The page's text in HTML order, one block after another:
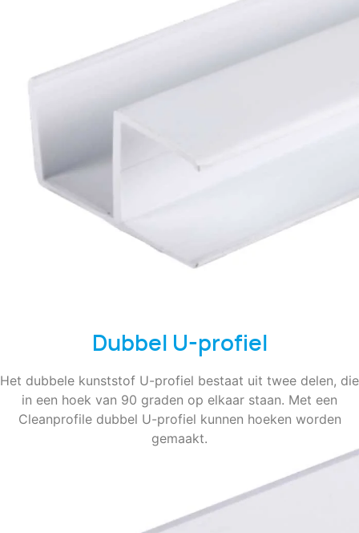
Dubbel U-profiel
Het dubbele kunststof U-profiel bestaat uit twee delen, die
in een hoek van 90 graden op elkaar staan. Met een
Cleanprofile dubbel U-profiel kunnen hoeken worden
gemaakt.